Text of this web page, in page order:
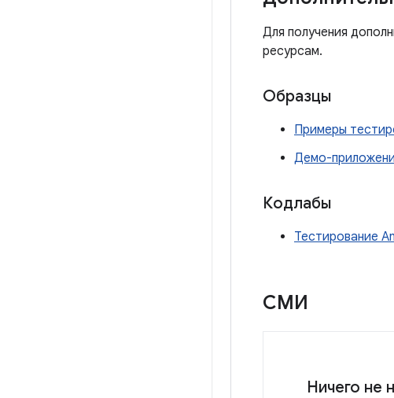
Для получения
ресурсам.
Образцы
Примеры
Демо-
Кодлабы
Тестирование
СМИ
Ничего не